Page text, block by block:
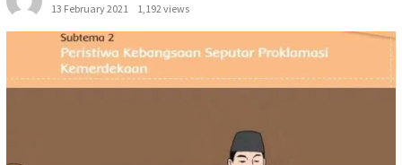
13 February 2021
1,192 views